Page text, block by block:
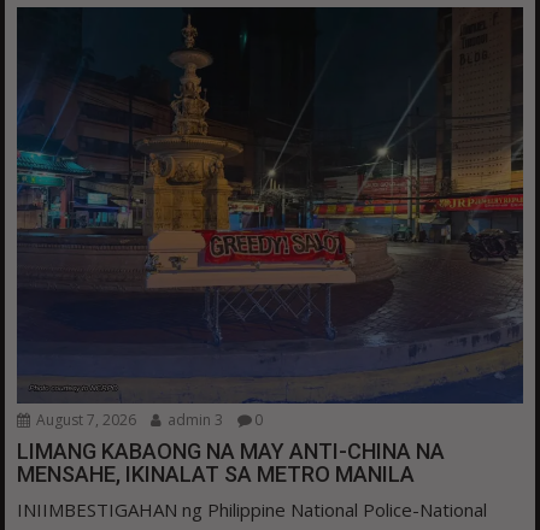
August 7, 2026 admin 3 0
LIMANG KABAONG NA MAY ANTI-CHINA NA
MENSAHE, IKINALAT SA METRO MANILA
INIIMBESTIGAHAN ng Philippine National Police-National